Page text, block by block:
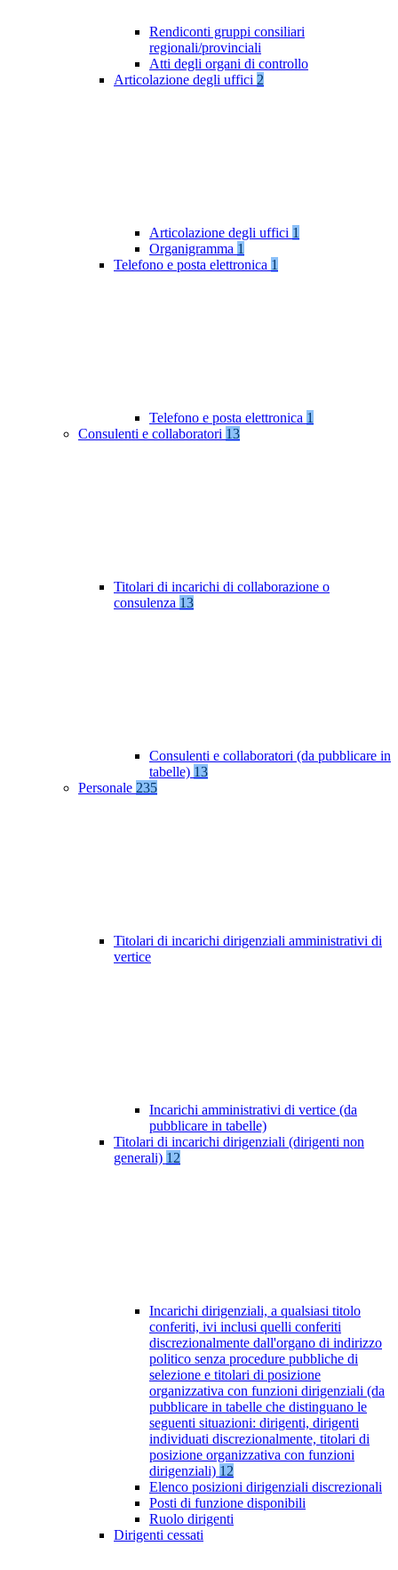
Rendiconti gruppi consiliari
regionali/provinciali
Atti degli organi di controllo
Articolazione degli uffici 2
Articolazione degli uffici 1
Organigramma 1
Telefono e posta elettronica 1
Telefono e posta elettronica 1
Consulenti e collaboratori 13
Titolari di incarichi di collaborazione o
consulenza 13
Consulenti e collaboratori (da pubblicare in
tabelle) 13
Personale 235
Titolari di incarichi dirigenziali amministrativi di
vertice
Incarichi amministrativi di vertice (da
pubblicare in tabelle)
Titolari di incarichi dirigenziali (dirigenti non
generali) 12
Incarichi dirigenziali, a qualsiasi titolo
conferiti, ivi inclusi quelli conferiti
discrezionalmente dall'organo di indirizzo
politico senza procedure pubbliche di
selezione e titolari di posizione
organizzativa con funzioni dirigenziali (da
pubblicare in tabelle che distinguano le
seguenti situazioni: dirigenti, dirigenti
individuati discrezionalmente, titolari di
posizione organizzativa con funzioni
dirigenziali) 12
Elenco posizioni dirigenziali discrezionali
Posti di funzione disponibili
Ruolo dirigenti
Dirigenti cessati